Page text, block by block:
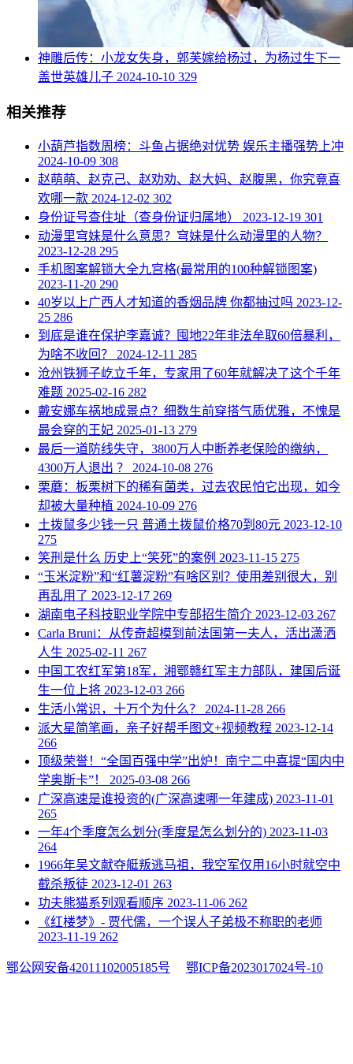
​神雕后传：小龙女失身，郭芙嫁给杨过，为杨过生下一
盖世英雄儿子 2024-10-10 329
相关推荐
​小葫芦指数周榜：斗鱼占据绝对优势 娱乐主播强势上冲
2024-10-09 308
​赵萌萌、赵克己、赵劝劝、赵大妈、赵腹黑，你究竟喜
欢哪一款 2024-12-02 302
​身份证号查住址（查身份证归属地）
2023-12-19 301
​动漫里穹妹是什么意思？穹妹是什么动漫里的人物？
2023-12-28 295
​手机图案解锁大全九宫格(最常用的100种解锁图案)
2023-11-20 290
​40岁以上广西人才知道的香烟品牌 你都抽过吗 2023-12-
25 286
​到底是谁在保护李嘉诚？囤地22年非法牟取60倍暴利，
为啥不收回？
2024-12-11 285
​沧州铁狮子屹立千年，专家用了60年就解决了这个千年
难题 2025-02-16 282
​戴安娜车祸地成景点？细数生前穿搭气质优雅，不愧是
最会穿的王妃 2025-01-13 279
​最后一道防线失守，3800万人中断养老保险的缴纳，
4300万人退出 ？
2024-10-08 276
​栗蘑：板栗树下的稀有菌类，过去农民怕它出现，如今
却被大量种植 2024-10-09 276
​土拨鼠多少钱一只 普通土拨鼠价格70到80元 2023-12-10
275
​笑刑是什么 历史上“笑死”的案例 2023-11-15 275
​“玉米淀粉”和“红薯淀粉”有啥区别？使用差别很大，别
再乱用了 2023-12-17 269
​湖南电子科技职业学院中专部招生简介 2023-12-03 267
​Carla Bruni：从传奇超模到前法国第一夫人，活出潇洒
人生 2025-02-11 267
​中国工农红军第18军，湘鄂赣红军主力部队，建国后诞
生一位上将 2023-12-03 266
​生活小常识，十万个为什么？
2024-11-28 266
​派大星简笔画，亲子好帮手图文+视频教程 2023-12-14
266
​顶级荣誉！“全国百强中学”出炉！南宁二中喜提“国内中
学奥斯卡”！
2025-03-08 266
​广深高速是谁投资的(广深高速哪一年建成) 2023-11-01
265
​一年4个季度怎么划分(季度是怎么划分的) 2023-11-03
264
​1966年吴文献夺艇叛逃马祖，我空军仅用16小时就空中
截杀叛徒 2023-12-01 263
​功夫熊猫系列观看顺序 2023-11-06 262
​《红楼梦》- 贾代儒，一个误人子弟极不称职的老师
2023-11-19 262
鄂公网安备42011102005185号 鄂ICP备2023017024号-10